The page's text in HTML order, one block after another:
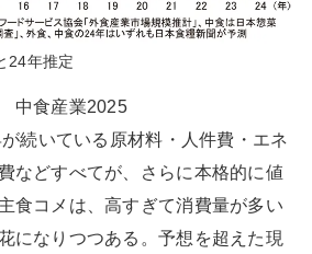
24年推定
中食産業2025
続いている原材料・人件費・エネ
などすべてが、さらに本格的に値
食コメは、高すぎて消費量が多い
になりつつある。予想を超えた現